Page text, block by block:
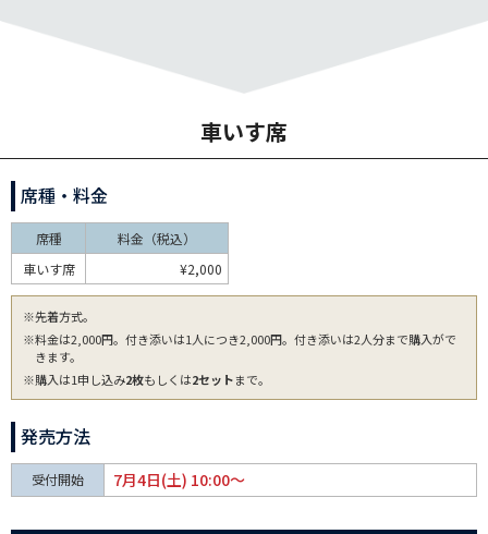
車いす席
席種・料金
席種
料金（税込）
車いす席
¥2,000
※先着方式。
※料金は2,000円。付き添いは1人につき2,000円。付き添いは2人分まで購入がで
きます。
※購入は1申し込み2枚もしくは2セットまで。
発売方法
受付開始 7月4日(土) 10:00～